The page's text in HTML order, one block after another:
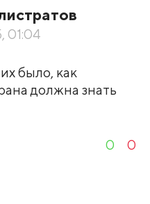
01:04
было, как
должна знать
0 0